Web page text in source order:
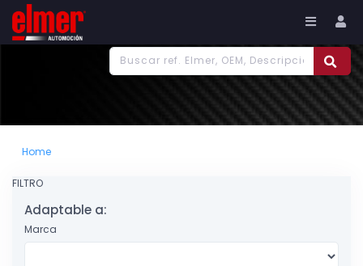
Home
FILTRO
Adaptable a:
Marca